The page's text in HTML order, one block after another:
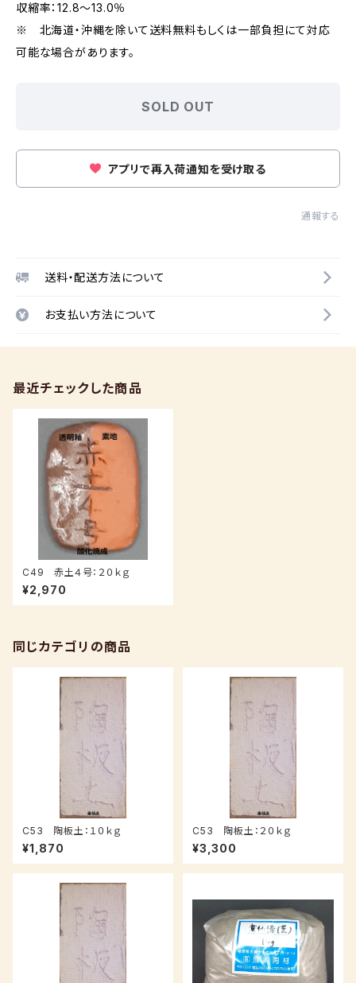
収縮率：12.8～13.0％
※ 北海道・沖縄を除いて送料無料もしくは一部負担にて対応
可能な場合があります。
SOLD OUT
アプリで再入荷通知を受け取る
通報する
送料・配送方法について
お支払い方法について
最近チェックした商品
C49 赤土４号：２０ｋｇ
¥2,970
同じカテゴリの商品
C53 陶板土：１０ｋｇ
¥1,870
C53 陶板土：２０ｋｇ
¥3,300